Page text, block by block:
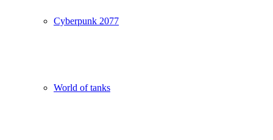
Cyberpunk 2077
World of tanks